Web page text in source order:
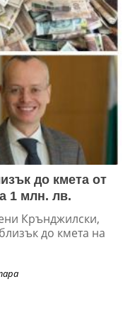
до кмета от
1 млн. лв.
Крънджилски,
до кмета на